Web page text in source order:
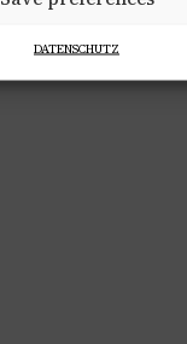
DATENSCHUTZ